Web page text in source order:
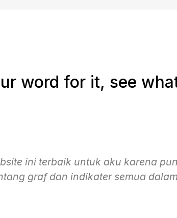
word for it, see
topik yang aku suka sangat
forex lebih tetapi website ini